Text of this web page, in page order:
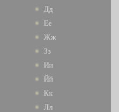
Дд
Ее
Жж
Зз
Ии
Йй
Кк
Лл